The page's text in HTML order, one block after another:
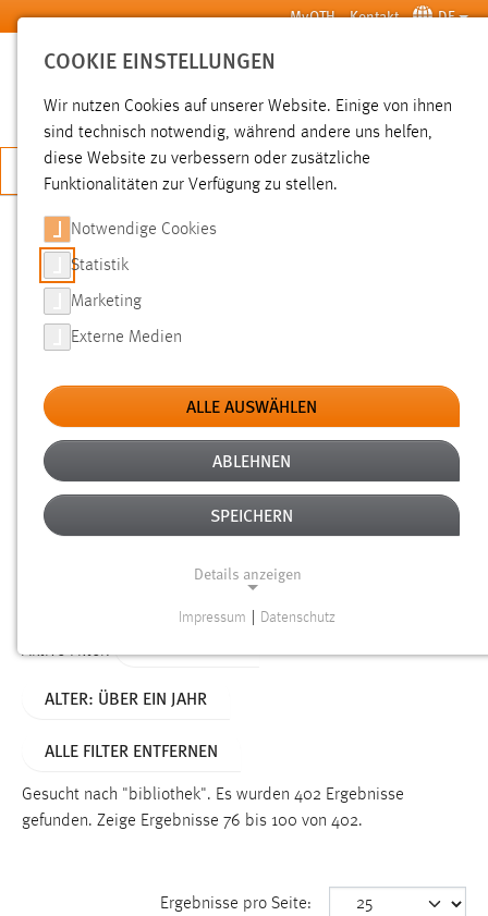
Zum Hauptinhalt springen MyOTH Kontakt DE
SUCHE
JETZT BEWERBEN
SUCHE
FILTER
Typ
Erstellungsdatum
Alter
Aktive Filter:
ALTER: ÜBER EIN JAHR
ALLE FILTER ENTFERNEN
Gesucht nach "bibliothek". Es wurden 402 Ergebnisse
gefunden. Zeige Ergebnisse 76 bis 100 von 402.
Ergebnisse pro Seite:
COOKIE EINSTELLUNGEN
Wir nutzen Cookies auf unserer Website. Einige von ihnen
sind technisch notwendig, während andere uns helfen,
diese Website zu verbessern oder zusätzliche
Funktionalitäten zur Verfügung zu stellen.
Notwendige Cookies
Statistik
Marketing
Externe Medien
ALLE AUSWÄHLEN
ABLEHNEN
SPEICHERN
Details anzeigen
Funktionen und sind für die einwandfreie Funktion der
Name:
Dieser Cookie speichert die ausgewählten Einverständnis-
Impressum Datenschutz